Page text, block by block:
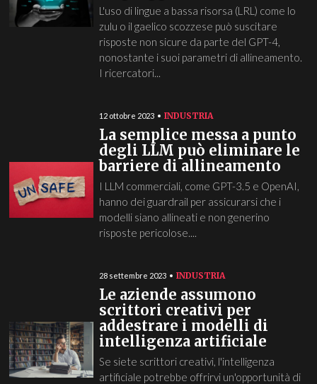
L'uso di lingue a bassa risorsa (LRL) come lo
zulu o il gaelico scozzese può suscitare
risposte non sicure da parte del GPT-4,
nonostante i suoi parametri di allineamento.
I ricercatori...
12 ottobre 2023 INDUSTRIA
La semplice messa a punto
degli LLM può eliminare le
barriere di allineamento
I LLM commerciali, come GPT-3.5 e OpenAI,
hanno dei guardrail per assicurarsi che i
modelli siano allineati e non generino
risposte pericolose....
28 settembre 2023 INDUSTRIA
Le aziende assumono
scrittori creativi per
addestrare i modelli di
intelligenza artificiale
Se siete scrittori creativi, l'intelligenza
artificiale potrebbe offrirvi un'opportunità di